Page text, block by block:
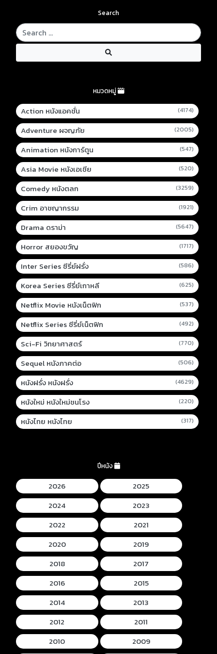
Search
หมวดหมู่
Action หนังแอคชั่น (4174)
Adventure ผจญภัย (2005)
Animation หนังการ์ตูน (547)
Asia Movie หนังเอเชีย (520)
Comedy หนังตลก (3259)
Crim อาชญากรรม (1921)
Drama ดราม่า (5647)
Horror สยองขวัญ (1717)
Inter Series ซีรี่ย์ฝรั่ง (586)
Korea Series ซีรี่ย์เกาหลี (625)
Netflix Movie หนังเน็ตฟิก (537)
Netflix Series ซีรี่ย์เน็ตฟิก (492)
Sci-Fi วิทยาศาสตร์ (770)
Sequel หนังภาคต่อ (506)
หนังฝรั่ง หนังฝรั่ง (4629)
หนังใหม่ หนังใหม่ชนโรง (220)
หนังไทย หนังไทย (317)
ปีหนัง
2026
2025
2024
2023
2022
2021
2020
2019
2018
2017
2016
2015
2014
2013
2012
2011
2010
2009